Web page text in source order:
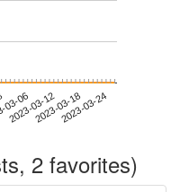
06
2023-03-122023-03-182023-03-24
2 favorites)